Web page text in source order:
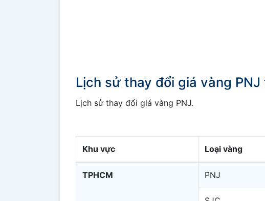
Lịch sử thay đổi giá vàng
Lịch sử thay đổi giá vàng PNJ.
Khu vực
Loại vàng
TPHCM PNJ